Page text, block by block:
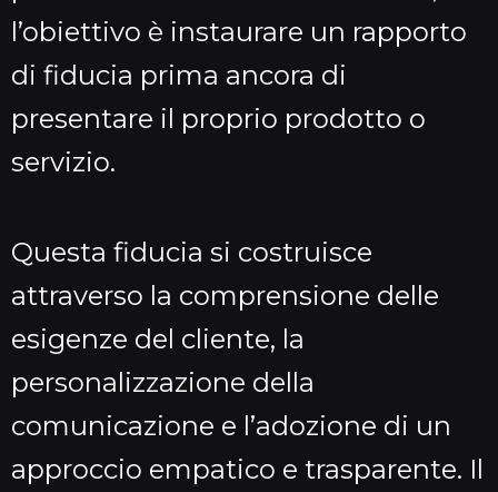
l’obiettivo è instaurare un rapporto
di fiducia prima ancora di
presentare il proprio prodotto o
servizio.
Questa fiducia si costruisce
attraverso la comprensione delle
esigenze del cliente, la
personalizzazione della
comunicazione e l’adozione di un
approccio empatico e trasparente. Il